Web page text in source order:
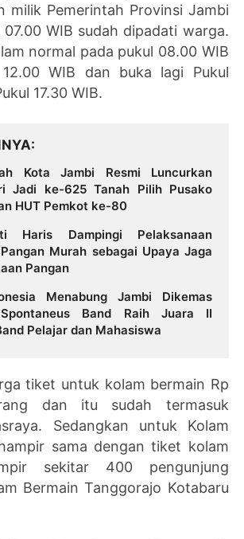
milik Pemerintah Provinsi Jambi
WIB sudah dipadati warga.
normal pada pukul 08.00 WIB
WIB dan buka lagi Pukul
17.30 WIB.
Kota Jambi Resmi Luncurkan
Jadi ke-625 Tanah Pilih Pusako
HUT Pemkot ke-80
Haris Dampingi Pelaksanaan
Murah sebagai Upaya Jaga
Pangan
Menabung Jambi Dikemas
Band Raih Juara II
Pelajar dan Mahasiswa
tiket untuk kolam bermain Rp
dan itu sudah termasuk
Sedangkan untuk Kolam
sama dengan tiket kolam
sekitar 400 pengunjung
Bermain Tanggorajo Kotabaru